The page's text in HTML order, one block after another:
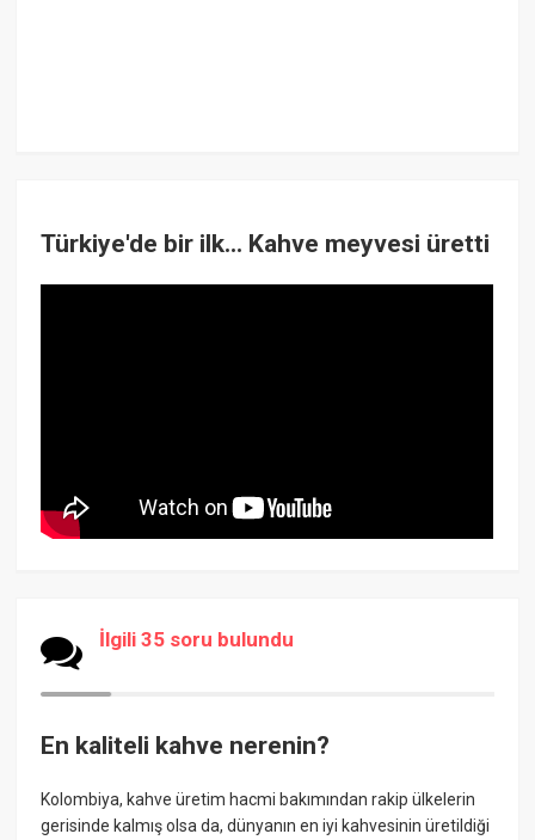
Türkiye'de bir ilk... Kahve meyvesi üretti
İlgili 35 soru bulundu
En kaliteli kahve nerenin?
Kolombiya, kahve üretim hacmi bakımından rakip ülkelerin
gerisinde kalmış olsa da, dünyanın en iyi kahvesinin üretildiği